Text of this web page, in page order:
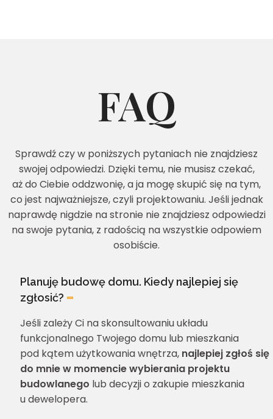
FAQ
Sprawdź czy w poniższych pytaniach nie znajdziesz
swojej odpowiedzi. Dzięki temu, nie musisz czekać,
aż do Ciebie oddzwonię, a ja mogę skupić się na tym,
co jest najważniejsze, czyli projektowaniu. Jeśli jednak
naprawdę nigdzie na stronie nie znajdziesz odpowiedzi
na swoje pytania, z radością na wszystkie odpowiem
osobiście.
Planuję budowę domu. Kiedy najlepiej się
zgłosić?
Jeśli zależy Ci na skonsultowaniu układu
funkcjonalnego Twojego domu lub mieszkania
pod kątem użytkowania wnętrza, najlepiej zgłoś się
do mnie w momencie wybierania projektu
budowlanego lub decyzji o zakupie mieszkania
u dewelopera.